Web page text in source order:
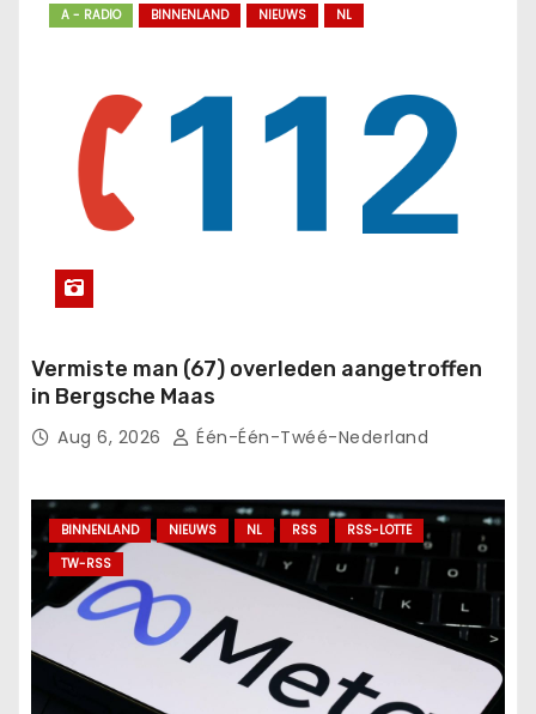
A - RADIO BINNENLAND NIEUWS NL
Vermiste man (67) overleden aangetroffen
in Bergsche Maas
Aug 6, 2026 Één-Één-Twéé-Nederland
BINNENLAND NIEUWS NL RSS
RSS-LOTTE
TW-RSS